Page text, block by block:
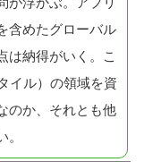
含めたグローバル
は納得がいく。こ
イル）の領域を資
のか、それとも他